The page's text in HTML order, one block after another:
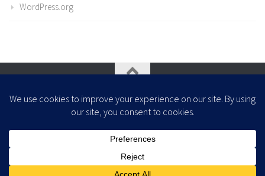
WordPress.org
- Zaprojektowany z